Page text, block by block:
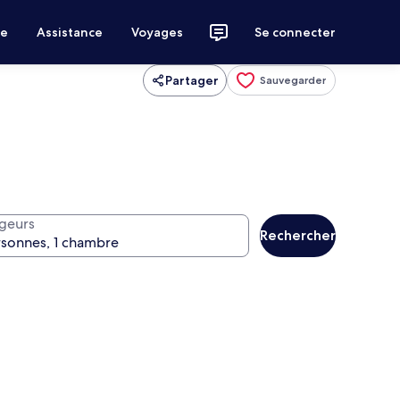
Assistance Voyages Se connecter
Partager Sauvegarder
Rechercher